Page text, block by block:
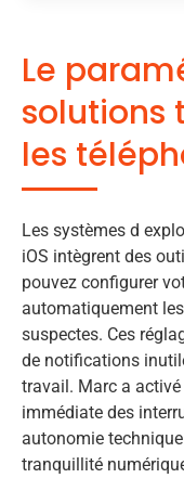
Le
solutions
les
Les systèmes d
iOS intègrent des
pouvez configurer
automatiquement
suspectes. Ces
de notifications
travail. Marc a
immédiate des
autonomie
tranquillité